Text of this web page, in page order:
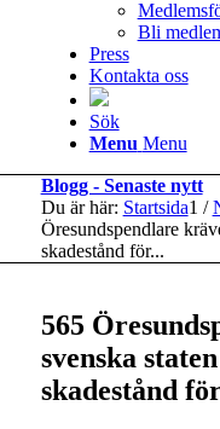
Bli
Press
Kontakta oss
Sök
Menu Menu
Blogg - Senaste nytt
Du är här: Startsida1 /
Öresundspendlare
skadestånd för...
565
svenska
skadestånd